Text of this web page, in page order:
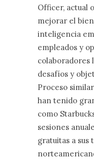
Officer, actual
mejorar el
inteligencia
empleados y
colaboradores
desafíos y
Proceso
han tenido
como
sesiones
gratuitas a sus